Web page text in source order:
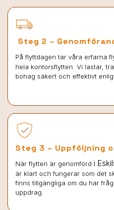
Steg 2 –
På flyttdagen tar våra erfarna
hela kontorsflytten. Vi lastar,
bohag säkert och effektivt
Steg 3 – Uppföljning
När flytten är genomförd i
är klart och fungerar som det
finns tillgängliga om du har
uppdrag.